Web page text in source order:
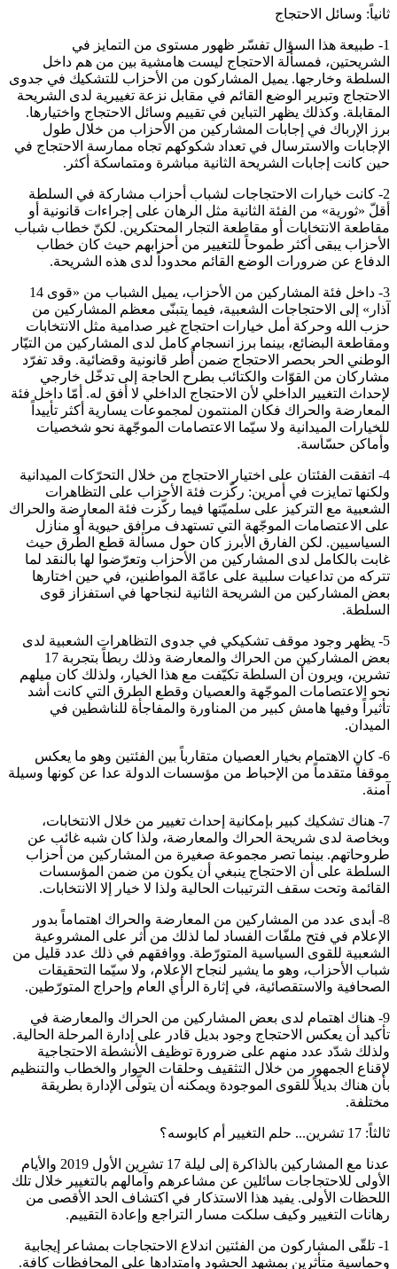
ثانياً: وسائل الاحتجاج
1- طبيعة هذا السؤال تفسّر ظهور مستوى من التمايز في
الشريحتين، فمسألة الاحتجاج ليست هامشية بين من هم داخل
السلطة وخارجها. يميل المشاركون من الأحزاب للتشكيك في جدوى
الاحتجاج وتبرير الوضع القائم في مقابل نزعة تغييرية لدى الشريحة
المقابلة. وكذلك يظهر التباين في تقييم وسائل الاحتجاج واختيارها.
برز الإرباك في إجابات المشاركين من الأحزاب من خلال طول
الإجابات والاسترسال في تعداد شكوكهم تجاه ممارسة الاحتجاج في
حين كانت إجابات الشريحة الثانية مباشرة ومتماسكة أكثر.
2- كانت خيارات الاحتجاجات لشباب أحزاب مشاركة في السلطة
أقلّ «ثورية» من الفئة الثانية مثل الرهان على إجراءات قانونية أو
مقاطعة الانتخابات أو مقاطعة التجار المحتكرين. لكنّ خطاب شباب
الأحزاب يبقى أكثر طموحاً للتغيير من أحزابهم حيث كان خطاب
الدفاع عن ضرورات الوضع القائم محدوداً لدى هذه الشريحة.
3- داخل فئة المشاركين من الأحزاب، يميل الشباب من «قوى 14
آذار» إلى الاحتجاجات الشعبية، فيما يتبنّى معظم المشاركين من
حزب الله وحركة أمل خيارات احتجاج غير صدامية مثل الانتخابات
ومقاطعة البضائع، بينما برز انسجام كامل لدى المشاركين من التيّار
الوطني الحر بحصر الاحتجاج ضمن أُطر قانونية وقضائية. وقد تفرّد
مشاركان من القوّات والكتائب بطرح الحاجة إلى تدخّل خارجي
لإحداث التغيير الداخلي لأن الاحتجاج الداخلي لا أفق له. أمّا داخل فئة
المعارضة والحراك فكان المنتمون لمجموعات يسارية أكثر تأييداً
للخيارات الميدانية ولا سيّما الاعتصامات الموجّهة نحو شخصيات
وأماكن حسّاسة.
4- اتفقت الفئتان على اختيار الاحتجاج من خلال التحرّكات الميدانية
ولكنها تمايزت في أمرين: ركّزت فئة الأحزاب على التظاهرات
الشعبية مع التركيز على سلميّتها فيما ركّزت فئة المعارضة والحراك
على الاعتصامات الموجّهة التي تستهدف مرافق حيوية أو منازل
السياسيين. لكن الفارق الأبرز كان حول مسألة قطع الطُرق حيث
غابت بالكامل لدى المشاركين من الأحزاب وتعرّضوا لها بالنقد لما
تتركه من تداعيات سلبية على عامّة المواطنين، في حين اختارها
بعض المشاركين من الشريحة الثانية لنجاحها في استفزاز قوى
السلطة.
5- يظهر وجود موقف تشكيكي في جدوى التظاهرات الشعبية لدى
بعض المشاركين من الحراك والمعارضة وذلك ربطاً بتجربة 17
تشرين، ويرون أن السلطة تكيّفت مع هذا الخيار، ولذلك كان ميلهم
نحو الاعتصامات الموجّهة والعصيان وقطع الطرق التي كانت أشد
تأثيراً وفيها هامش كبير من المناورة والمفاجأة للناشطين في
الميدان.
6- كان الاهتمام بخيار العصيان متقارباً بين الفئتين وهو ما يعكس
موقفاً متقدماً من الإحباط من مؤسسات الدولة عدا عن كونها وسيلة
آمنة.
7- هناك تشكيك كبير بإمكانية إحداث تغيير من خلال الانتخابات،
وبخاصة لدى شريحة الحراك والمعارضة، ولذا كان شبه غائب عن
طروحاتهم. بينما تصر مجموعة صغيرة من المشاركين من أحزاب
السلطة على أن الاحتجاج ينبغي أن يكون من ضمن المؤسسات
القائمة وتحت سقف الترتيبات الحالية ولذا لا خيار إلا الانتخابات.
8- أبدى عدد من المشاركين من المعارضة والحراك اهتماماً بدور
الإعلام في فتح ملفّات الفساد لما لذلك من أثر على المشروعية
الشعبية للقوى السياسية المتورّطة. ووافقهم في ذلك عدد قليل من
شباب الأحزاب، وهو ما يشير لنجاح الإعلام، ولا سيّما التحقيقات
الصحافية والاستقصائية، في إثارة الرأي العام وإحراج المتورّطين.
9- هناك اهتمام لدى بعض المشاركين من الحراك والمعارضة في
تأكيد أن يعكس الاحتجاج وجود بديل قادر على إدارة المرحلة الحالية.
ولذلك شدّد عدد منهم على ضرورة توظيف الأنشطة الاحتجاجية
لإقناع الجمهور من خلال التثقيف وحلقات الحوار والخطاب والتنظيم
بأن هناك بديلاً للقوى الموجودة ويمكنه أن يتولّى الإدارة بطريقة
مختلفة.
ثالثاً: 17 تشرين... حلم التغيير أم كابوسه؟
عدنا مع المشاركين بالذاكرة إلى ليلة 17 تشرين الأول 2019 والأيام
الأولى للاحتجاجات سائلين عن مشاعرهم وآمالهم بالتغيير خلال تلك
اللحظات الأولى. يفيد هذا الاستذكار في اكتشاف الحد الأقصى من
رهانات التغيير وكيف سلكت مسار التراجع وإعادة التقييم.
1- تلقّى المشاركون من الفئتين اندلاع الاحتجاجات بمشاعر إيجابية
وحماسية متأثرين بمشهد الحشود وامتدادها على المحافظات كافة.